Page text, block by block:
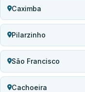
Caximba
Pilarzinho
São Francisco
Cachoeira